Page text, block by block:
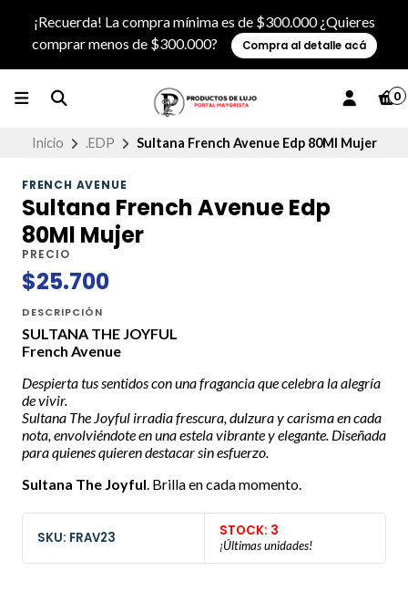
¡Recuerda! La compra mínima es de $300.000 ¿Quieres
comprar menos de $300.000?
Compra al detalle acá
0
Inicio .EDP Sultana French Avenue Edp 80Ml Mujer
FRENCH AVENUE
Sultana French Avenue Edp
80Ml Mujer
PRECIO
$25.700
DESCRIPCIÓN
SULTANA THE JOYFUL
French Avenue
Despierta tus sentidos con una fragancia que celebra la alegría
de vivir.
Sultana The Joyful irradia frescura, dulzura y carisma en cada
nota, envolviéndote en una estela vibrante y elegante. Diseñada
para quienes quieren destacar sin esfuerzo.
Sultana The Joyful. Brilla en cada momento.
SKU: FRAV23 STOCK: 3
¡Últimas unidades!